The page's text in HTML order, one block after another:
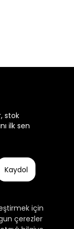
için
çerezler
stok
ilk sen
Kaydol